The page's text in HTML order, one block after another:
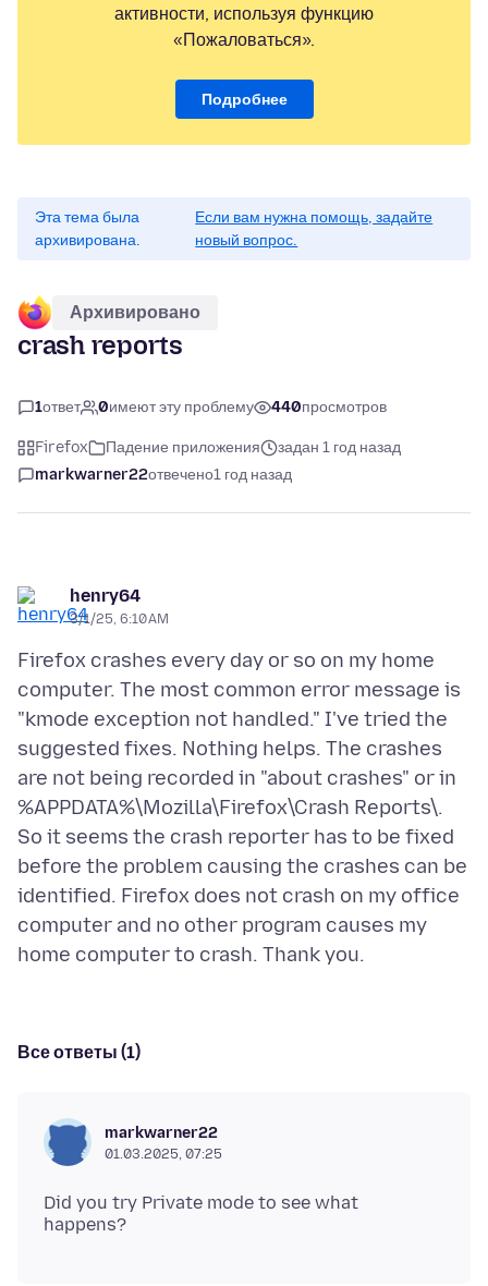
активности, используя функцию
«Пожаловаться».
Подробнее
Эта тема была
архивирована.
Если вам нужна помощь, задайте
новый вопрос.
Архивировано
crash reports
1ответ 0имеют эту проблему 440просмотров
Firefox Падение приложения
задан 1 год назад
markwarner22отвечено1 год назад
henry64
3/1/25, 6:10 AM
Firefox crashes every day or so on my home
computer. The most common error message is
"kmode exception not handled." I've tried the
suggested fixes. Nothing helps. The crashes
are not being recorded in "about crashes" or in
%APPDATA%\Mozilla\Firefox\Crash Reports\.
So it seems the crash reporter has to be fixed
before the problem causing the crashes can be
identified. Firefox does not crash on my office
computer and no other program causes my
Все ответы (1)
markwarner22
01.03.2025, 07:25
Did you try Private mode to see what